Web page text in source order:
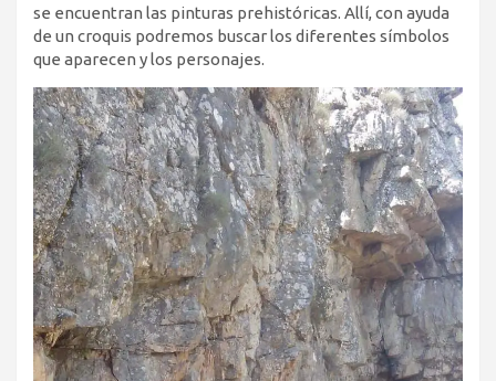
se encuentran las pinturas prehistóricas. Allí, con ayuda
de un croquis podremos buscar los diferentes símbolos
que aparecen y los personajes.